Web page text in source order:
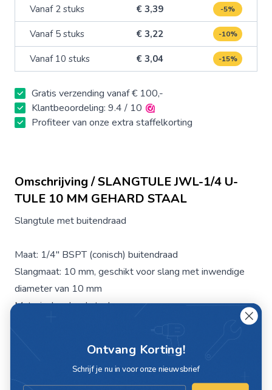
Vanaf 2 stuks € 3,39 -5%
Vanaf 5 stuks € 3,22 -10%
Vanaf 10 stuks € 3,04 -15%
Gratis verzending vanaf € 100,-
Klantbeoordeling: 9.4 / 10
Profiteer van onze extra staffelkorting
Omschrijving / SLANGTULE JWL-1/4 U-
TULE 10 MM GEHARD STAAL
Slangtule met buitendraad
Maat: 1/4" BSPT (conisch) buitendraad
Slangmaat: 10 mm, geschikt voor slang met inwendige
diameter van 10 mm
Materiaal: gehard staal
Specificaties
Ontvang Korting!
Schrijf je nu in voor onze nieuwsbrief